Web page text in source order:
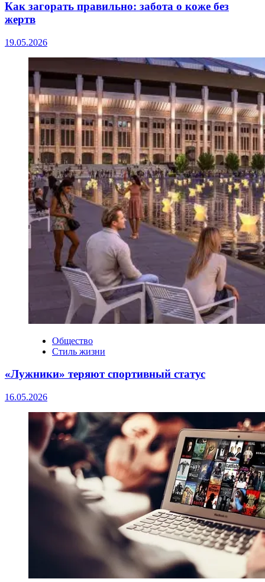
Как загорать правильно: забота о коже без
жертв
19.05.2026
Общество
Стиль жизни
«Лужники» теряют спортивный статус
16.05.2026